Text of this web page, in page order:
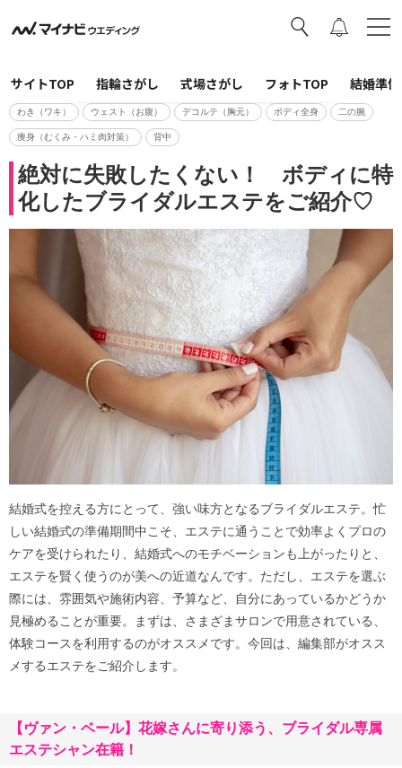
サイトTOP 指輪さがし 式場さがし フォトTOP 結婚準
わき（ワキ） ウェスト（お腹） デコルテ（胸元） ボディ全身 二の腕
痩身（むくみ・ハミ肉対策） 背中
絶対に失敗したくない！ ボディに特
化したブライダルエステをご紹介♡
結婚式を控える方にとって、強い味方となるブライダルエステ。忙
しい結婚式の準備期間中こそ、エステに通うことで効率よくプロの
ケアを受けられたり、結婚式へのモチベーションも上がったりと、
エステを賢く使うのが美への近道なんです。ただし、エステを選ぶ
際には、雰囲気や施術内容、予算など、自分にあっているかどうか
見極めることが重要。まずは、さまざまサロンで用意されている、
体験コースを利用するのがオススメです。今回は、編集部がオスス
メするエステをご紹介します。
【ヴァン・ベール】花嫁さんに寄り添う、ブライダル専属
エステシャン在籍！